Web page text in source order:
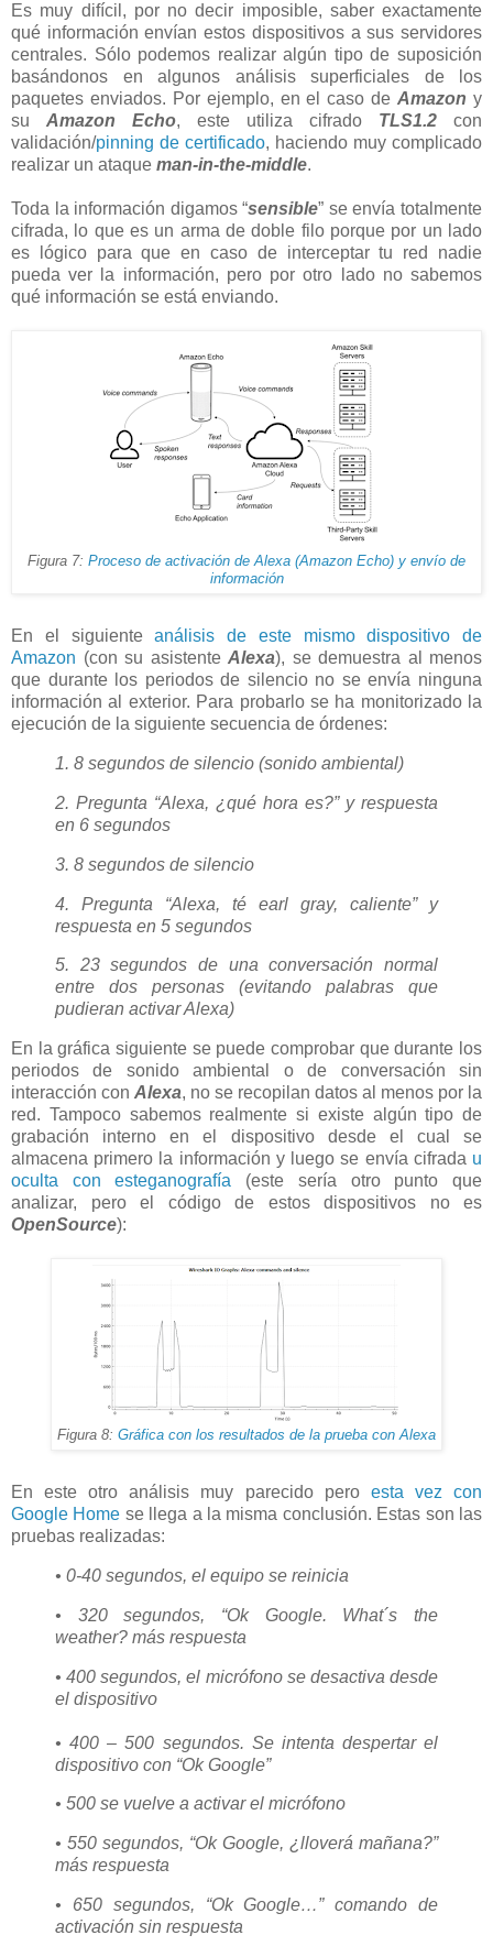
Es muy difícil, por no decir imposible, saber exactamente
qué información envían estos dispositivos a sus servidores
centrales. Sólo podemos realizar algún tipo de suposición
basándonos en algunos análisis superficiales de los
paquetes enviados. Por ejemplo, en el caso deAmazon y
su Amazon Echo, este utiliza cifrado TLS1.2 con
validación/pinning de certificado, haciendo muy complicado
realizar un ataque man-in-the-middle.
Toda la información digamos “sensible” se envía totalmente
cifrada, lo que es un arma de doble filo porque por un lado
es lógico para que en caso de interceptar tu red nadie
pueda ver la información, pero por otro lado no sabemos
qué información se está enviando.
Figura 7: Proceso de activación de Alexa (Amazon Echo) y envío de
información
En el siguienteanálisis de este mismo dispositivo de
Amazon (con su asistente Alexa), se demuestra al menos
que durante los periodos de silencio no se envía ninguna
información al exterior. Para probarlo se ha monitorizado la
ejecución de la siguiente secuencia de órdenes:
1. 8 segundos de silencio (sonido ambiental)
2. Pregunta “Alexa, ¿qué hora es?” y respuesta
en 6 segundos
3. 8 segundos de silencio
4. Pregunta “Alexa, té earl gray, caliente” y
respuesta en 5 segundos
5. 23 segundos de una conversación normal
entre dos personas (evitando palabras que
pudieran activar Alexa)
En la gráfica siguiente se puede comprobar que durante los
periodos de sonido ambiental o de conversación sin
interacción con Alexa, no se recopilan datos al menos por la
red. Tampoco sabemos realmente si existe algún tipo de
grabación interno en el dispositivo desde el cual se
almacena primero la información y luego se envía cifrada u
oculta con esteganografía (este sería otro punto que
analizar, pero el código de estos dispositivos no es
OpenSource):
Figura 8: Gráfica con los resultados de la prueba con Alexa
En este otro análisis muy parecido pero esta vez con
Google Home se llega a la misma conclusión. Estas son las
pruebas realizadas:
• 0-40 segundos, el equipo se reinicia
• 320 segundos, “Ok Google. What´s the
weather? más respuesta
• 400 segundos, el micrófono se desactiva desde
el dispositivo
• 400 – 500 segundos. Se intenta despertar el
dispositivo con “Ok Google”
• 500 se vuelve a activar el micrófono
• 550 segundos, “Ok Google, ¿lloverá mañana?”
más respuesta
• 650 segundos, “Ok Google…” comando de
activación sin respuesta